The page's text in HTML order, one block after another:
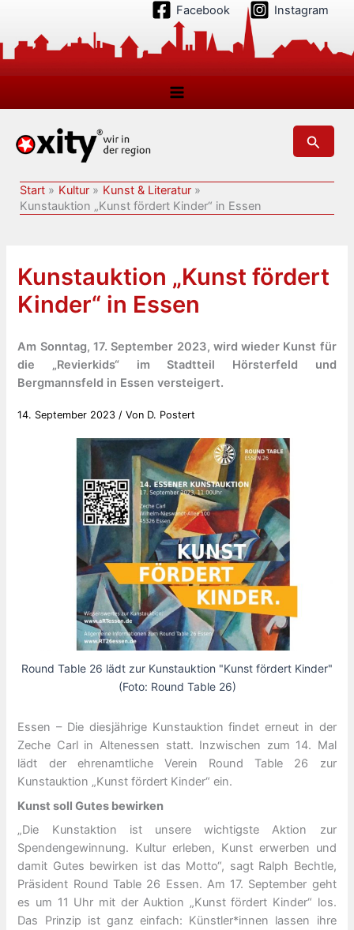
springen
Facebook Instagram
Suchen
Start Kultur
Kunst & Literatur
Kunstauktion „Kunst fördert Kinder“ in Essen
Kunstauktion „Kunst fördert
Kinder“ in Essen
Am Sonntag, 17. September 2023, wird wieder Kunst für
die „Revierkids“ im Stadtteil Hörsterfeld und
Bergmannsfeld in Essen versteigert.
14. September 2023 / Von D. Postert
Round Table 26 lädt zur Kunstauktion "Kunst fördert Kinder"
(Foto: Round Table 26)
Essen – Die diesjährige Kunstauktion findet erneut in der
Zeche Carl in Altenessen statt. Inzwischen zum 14. Mal
lädt der ehrenamtliche Verein Round Table 26 zur
Kunstauktion „Kunst fördert Kinder“ ein.
Kunst soll Gutes bewirken
„Die Kunstaktion ist unsere wichtigste Aktion zur
Spendengewinnung. Kultur erleben, Kunst erwerben und
damit Gutes bewirken ist das Motto“, sagt Ralph Bechtle,
Präsident Round Table 26 Essen. Am 17. September geht
es um 11 Uhr mit der Auktion „Kunst fördert Kinder“ los.
Das Prinzip ist ganz einfach: Künstler*innen lassen ihre